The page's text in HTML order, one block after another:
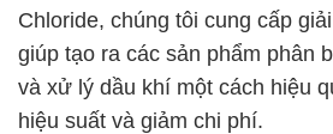
Chloride, chúng tôi cung cấp
giúp tạo ra các sản phẩm phân
và xử lý dầu khí một cách hiệu
hiệu suất và giảm chi phí.